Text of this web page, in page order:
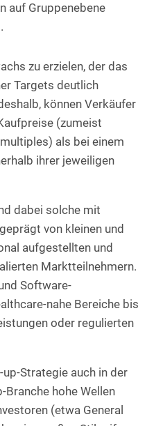
auf Gruppenebene
zu erzielen, der das
Targets deutlich
können Verkäufer
(zumeist
als bei einem
ihrer jeweiligen
dabei solche mit
von kleinen und
aufgestellten und
Marktteilnehmern.
Software-
nahe Bereiche bis
oder regulierten
Strategie auch in der
hohe Wellen
(etwa General